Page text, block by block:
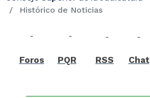
Histórico de Noticias
Foros PQR RSS Chat